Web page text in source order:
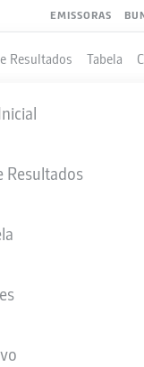
EMISSORAS
Resultados Tabela
Resultados